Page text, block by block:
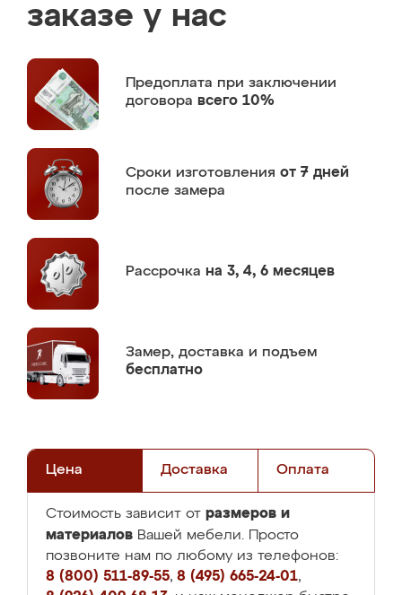
заказе у нас
Предоплата при заключении
договора всего 10%
Сроки изготовления от 7 дней
после замера
Рассрочка на 3, 4, 6 месяцев
Замер, доставка и подъем
бесплатно
Цена Доставка Оплата
Стоимость зависит от размеров и
материалов Вашей мебели. Просто
позвоните нам по любому из телефонов:
8 (800) 511-89-55, 8 (495) 665-24-01,